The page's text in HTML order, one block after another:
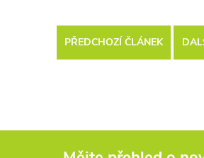
PŘEDCHOZÍ ČLÁNEK